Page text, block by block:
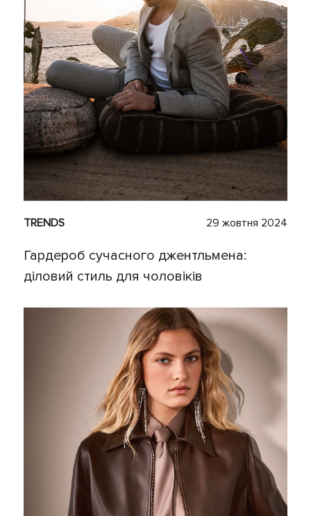
TRENDS 29 жовтня 2024
Гардероб сучасного джентльмена:
діловий стиль для чоловіків